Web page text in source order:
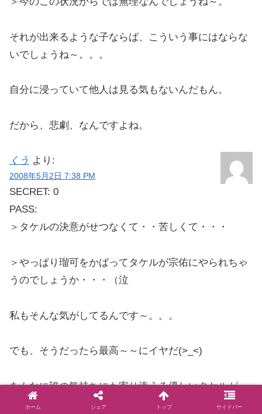
それが出来るような子ならば、こういう事にはならな
いでしょうね～。。。
自分に浸っていて他人は見る気もないんだもん。
だから、悲劇、なんですよね。
くう より:
2008年5月2日 7:38 PM
SECRET: 0
PASS:
＞タケルの決意がせつなくて・・苦しくて・・・
＞やっぱり瑠可をかばってタケルが宗佑にやられちゃ
うのでしょうか・・・（泣
私もそんな気がしてるんです～。。。
でも、そうだったら最高～～にイヤだ(>_<)
あんなに誰の気持ちにも寄り添える優しいタケルが
ホーム シェア トップ サイドバー